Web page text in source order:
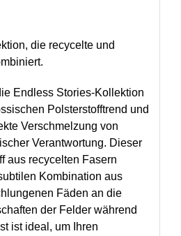
die recycelte und
Endless Stories-Kollektion
Polsterstofftrend und
Verschmelzung von
Verantwortung. Dieser
aus recycelten Fasern
Kombination aus
Fäden an die
der Felder während
ist ideal, um Ihren